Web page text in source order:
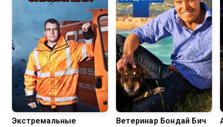
Экстремальные
Ветеринар Бондай Бич